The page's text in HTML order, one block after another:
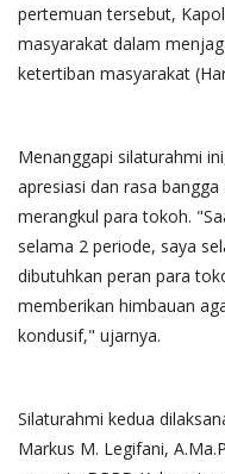
pertemuan tersebut,
masyarakat dalam
ketertiban masyarakat
Menanggapi silaturahmi
apresiasi dan rasa
merangkul para tokoh.
selama 2 periode, saya
dibutuhkan peran para
memberikan himbauan
kondusif," ujarnya.
Silaturahmi kedua
Markus M. Legifani,